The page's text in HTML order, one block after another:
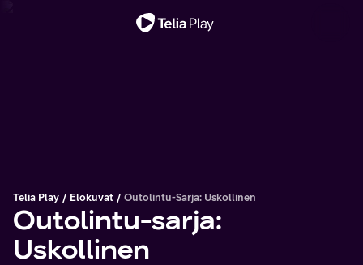
Telia Play Elokuvat Outolintu-Sarja: Uskollinen
Outolintu-sarja:
Uskollinen